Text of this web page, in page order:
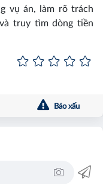
vụ án, làm rõ trách
truy tìm dòng tiền
Báo xấu